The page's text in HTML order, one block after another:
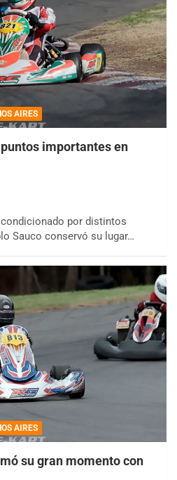
AIRES
puntos importantes en
por distintos
Sauco conservó su lugar…
AIRES
su gran momento con